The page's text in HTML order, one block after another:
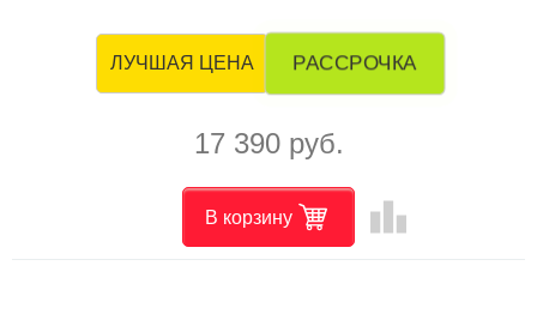
ЛУЧШАЯ ЦЕНА РАССРОЧКА
17 390 руб.
В корзину leaderboard